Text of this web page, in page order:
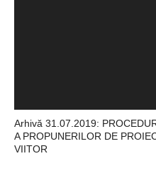
Arhivă 31.07.2019:
A PROPUNERILOR DE
VIITOR